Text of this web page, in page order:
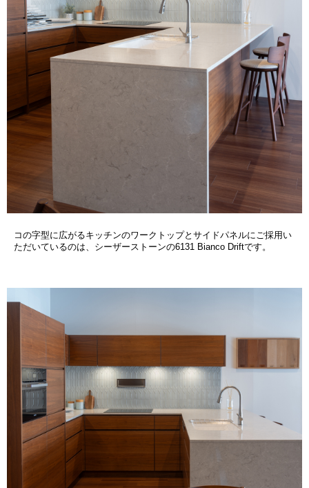
コの字型に広がるキッチンのワークトップとサイドパネルにご採用い
ただいているのは、シーザーストーンの6131 Bianco Driftです。